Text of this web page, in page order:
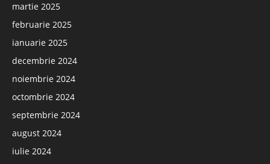
martie 2025
februarie 2025
ianuarie 2025
decembrie 2024
noiembrie 2024
octombrie 2024
septembrie 2024
august 2024
iulie 2024